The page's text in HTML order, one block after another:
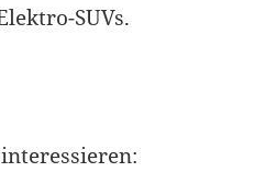
SUVs.